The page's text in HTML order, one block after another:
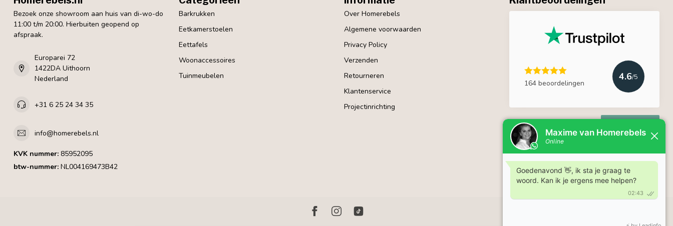
Bezoek onze showroom aan huis van di-wo-do
11:00 t/m 20:00. Hierbuiten geopend op
afspraak.
Europarei 72
1422DA Uithoorn
Nederland
+31 6 25 24 34 35
info@homerebels.nl
KVK nummer: 85952095
btw-nummer: NL004169473B42
Barkrukken
Eetkamerstoelen
Eettafels
Woonaccessoires
Tuinmeubelen
Over Homerebels
Algemene voorwaarden
Privacy Policy
Verzenden
Retourneren
Klantenservice
Projectinrichting
164 beoordelingen
4.6/5